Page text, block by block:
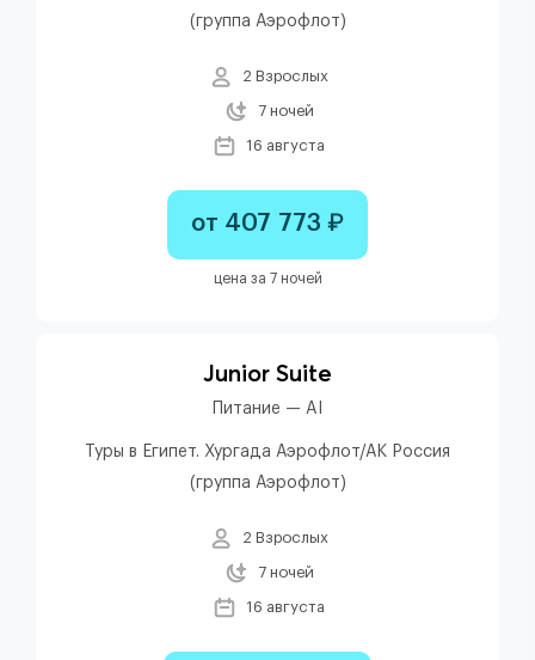
(группа Аэрофлот)
2 Взрослых
7 ночей
16 августа
от 407 773 ₽
цена за 7 ночей
Junior Suite
Питание — AI
Туры в Египет. Хургада Аэрофлот/АК Россия
(группа Аэрофлот)
2 Взрослых
7 ночей
16 августа